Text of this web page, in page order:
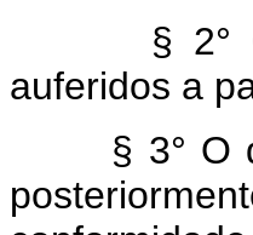
§ 2° O
auferidos a
§ 3° O